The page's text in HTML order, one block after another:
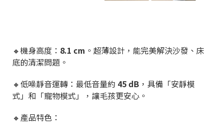
🔸機身高度： 8.1 cm 。超薄設計，能完美解決沙發、床
底的清潔問題。
🔸低噪靜音運轉：最低音量約 45 dB ，具備「安靜模
式」和「寵物模式」，讓毛孩更安心。
🔸 產品特色：